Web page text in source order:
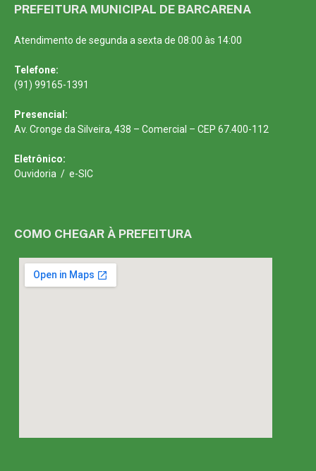
PREFEITURA MUNICIPAL DE BARCARENA
Atendimento de segunda a sexta de 08:00 às 14:00
Telefone:
(91) 99165-1391
Presencial:
Av. Cronge da Silveira, 438 – Comercial – CEP 67.400-112
Eletrônico:
Ouvidoria / e-SIC
COMO CHEGAR À PREFEITURA